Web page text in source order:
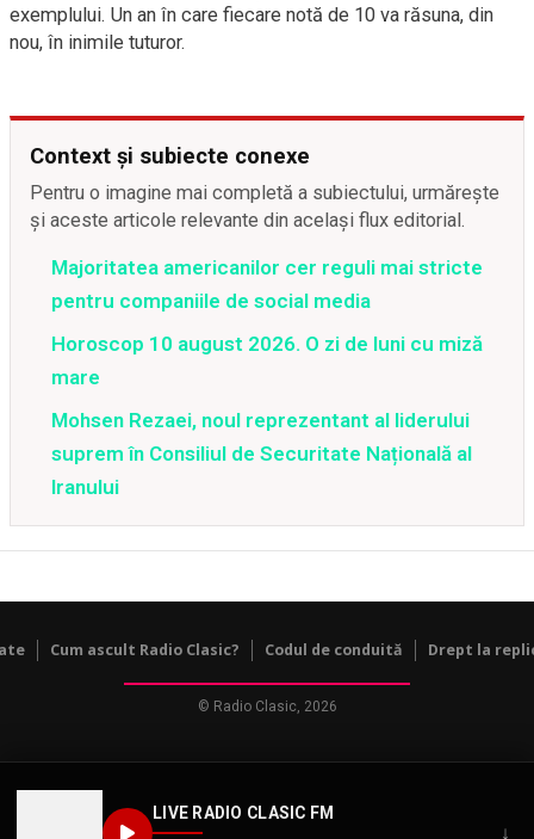
LIVE RADIO CLASIC FM
↓
exemplului. Un an în care fiecare notă de 10 va răsuna, din
nou, în inimile tuturor.
Context și subiecte conexe
Pentru o imagine mai completă a subiectului, urmărește
și aceste articole relevante din același flux editorial.
Majoritatea americanilor cer reguli mai stricte
pentru companiile de social media
Horoscop 10 august 2026. O zi de luni cu miză
mare
Mohsen Rezaei, noul reprezentant al liderului
suprem în Consiliul de Securitate Națională al
Iranului
Cum ascult Radio Clasic? Codul de conduită Drept la
© Radio Clasic, 2026